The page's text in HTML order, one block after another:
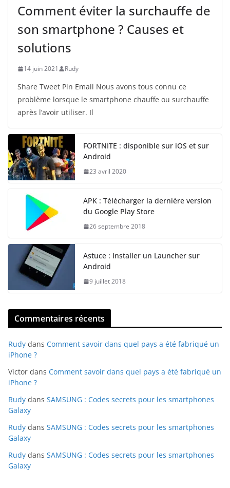
Comment éviter la surchauffe de
son smartphone ? Causes et
solutions
14 juin 2021 Rudy
Share Tweet Pin Email Nous avons tous connu ce
problème lorsque le smartphone chauffe ou surchauffe
après l’avoir utiliser. Il
FORTNITE : disponible sur iOS et sur
Android
23 avril 2020
APK : Télécharger la dernière version
du Google Play Store
26 septembre 2018
Astuce : Installer un Launcher sur
Android
9 juillet 2018
Commentaires récents
Rudy dans Comment savoir dans quel pays a été fabriqué un
iPhone ?
Victor dans Comment savoir dans quel pays a été fabriqué un
iPhone ?
Rudy dans SAMSUNG : Codes secrets pour les smartphones
Galaxy
Rudy dans SAMSUNG : Codes secrets pour les smartphones
Galaxy
Rudy dans SAMSUNG : Codes secrets pour les smartphones
Galaxy